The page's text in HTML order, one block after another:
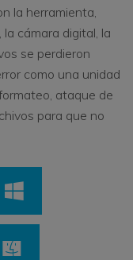
la herramienta,
cámara digital, la
se perdieron
como una unidad
ataque de
para que no